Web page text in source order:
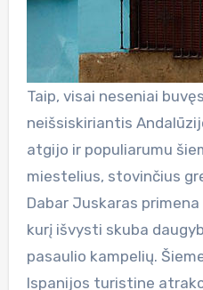
Taip, visai neseniai
neišsiskiriantis
atgijo ir populiarumu
miestelius, stovinčius
Dabar Juskaras
kurį išvysti skuba
pasaulio kampelių.
Ispanijos turistine